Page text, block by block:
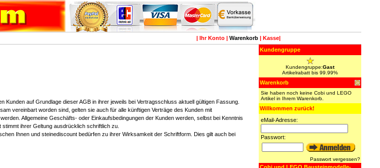
| Ihr Konto| Warenkorb| Kasse|
auf Grundlage dieser AGB in ihrer jeweils bei Vertragsschluss aktuell gültigen Fassung.
vereinbart worden sind, gelten sie auch für alle künftigen Verträge des Kunden mit
Allgemeine Geschäfts- oder Einkaufsbedingungen der Kunden werden, selbst bei Kenntnis
ihrer Geltung ausdrücklich schriftlich zu.
Ihnen und steinediscount bedürfen zu ihrer Wirksamkeit der Schriftform. Dies gilt auch bei
Kundengruppe
Kundengruppe:Gast
Artikelrabatt bis 99.99%
Warenkorb
Sie haben noch keine Cobi und LEGO
Artikel in Ihrem Warenkorb.
Willkommen zurück!
eMail-Adresse:
Passwort:
Passwort vergessen?